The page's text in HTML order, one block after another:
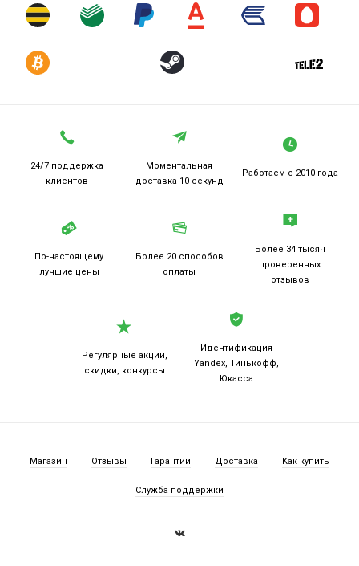
24/7 поддержка
клиентов
Моментальная
доставка 10 секунд
Работаем с 2010 года
По-настоящему
лучшие цены
Более 20 способов
оплаты
Более 34 тысяч
проверенных
отзывов
Регулярные акции,
скидки, конкурсы
Идентификация
Yandex, Тинькофф,
Юкасса
Магазин Отзывы Гарантии Доставка Как купить
Служба поддержки